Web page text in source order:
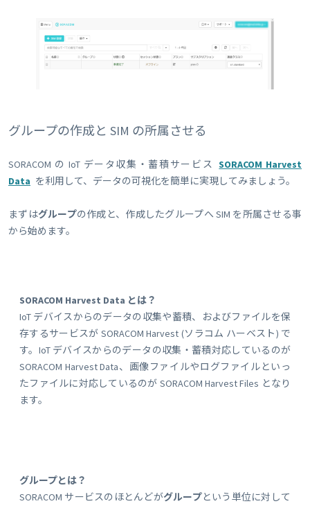
グループの作成と SIM の所属させる
SORACOM の IoT データ収集・蓄積サービス SORACOM Harvest
Data を利用して、データの可視化を簡単に実現してみましょう。
まずはグループの作成と、作成したグループへ SIM を所属させる事
から始めます。
SORACOM Harvest Data とは？
IoT デバイスからのデータの収集や蓄積、およびファイルを保
存するサービスが SORACOM Harvest (ソラコム ハーベスト) で
す。IoT デバイスからのデータの収集・蓄積対応しているのが
SORACOM Harvest Data、画像ファイルやログファイルといっ
たファイルに対応しているのが SORACOM Harvest Files となり
ます。
グループとは？
SORACOM サービスのほとんどがグループという単位に対して